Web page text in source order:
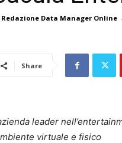
Redazione Data Manager Online -
Share
leader
virtuale e fisico